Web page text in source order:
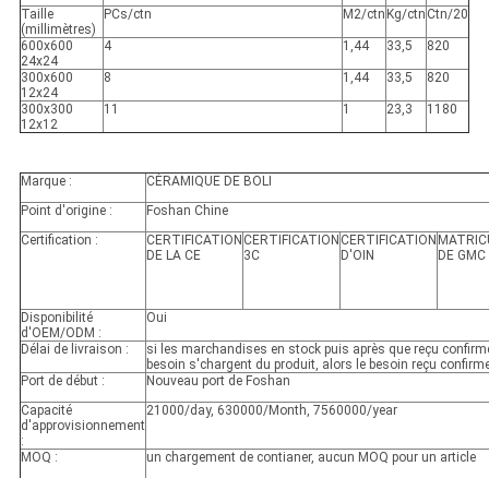
Taille
(millimètres)
PCs/ctn M2/ctn Kg/ctn Ctn/20
600x600
24x24
4 1,44 33,5 820
300x600
12x24
8 1,44 33,5 820
300x300
12x12
11 1 23,3 1180
Marque :
CÉRAMIQUE DE BOLI
Point d'origine :
Foshan Chine
Certification :
CERTIFICATION
DE LA CE
CERTIFICATION
3C
CERTIFICATION
D'OIN
DE GMC
Disponibilité
d'OEM/ODM :
Oui
Délai de livraison :
si les marchandises en stock puis après que reçu
besoin s'chargent du produit, alors le besoin reçu
Port de début :
Nouveau port de Foshan
Capacité
d'approvisionnement
:
21000/day, 630000/Month, 7560000/year
MOQ : un chargement de contianer, aucun MOQ pour un article